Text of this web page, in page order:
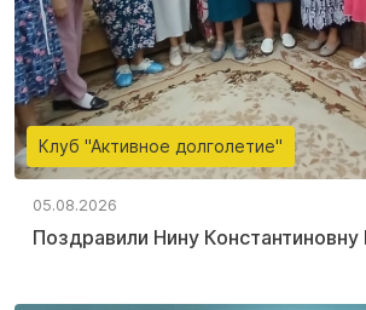
Клуб "Активное долголетие"
05.08.2026
Поздравили Нину Константиновну